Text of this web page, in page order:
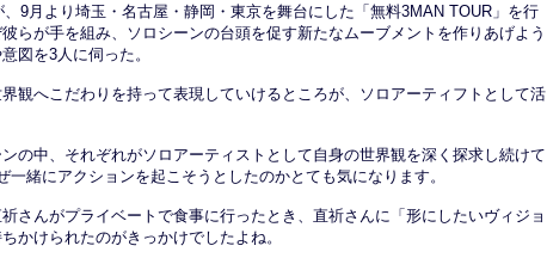
9月より埼玉・名古屋・静岡・東京を舞台にした「無料3MAN TOUR」を行
らが手を組み、ソロシーンの台頭を促す新たなムーブメントを作りあげよう
図を3人に伺った。
観へこだわりを持って表現していけるところが、ソロアーティフトとして活
の中、それぞれがソロアーティストとして自身の世界観を深く探求し続けて
一緒にアクションを起こそうとしたのかとても気になります。
さんがプライベートで食事に行ったとき、直祈さんに「形にしたいヴィジョ
かけられたのがきっかけでしたよね。